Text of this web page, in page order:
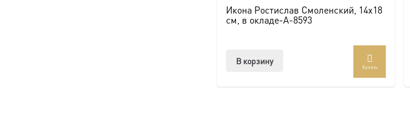
Икона Ростислав Смоленский, 14х18
см, в окладе-A-8593
В корзину
Купить